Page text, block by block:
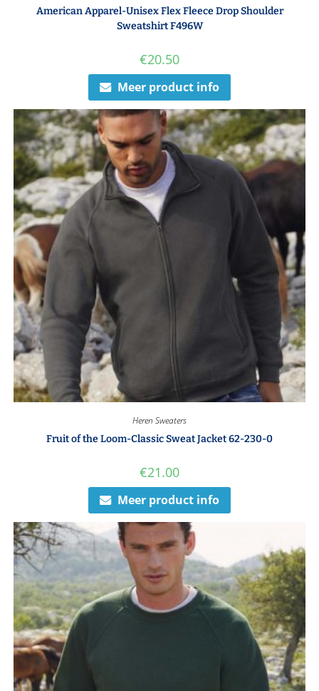
American Apparel-Unisex Flex Fleece Drop Shoulder
Sweatshirt F496W
€20.50
Meer product info
Heren Sweaters
Fruit of the Loom-Classic Sweat Jacket 62-230-0
€21.00
Meer product info